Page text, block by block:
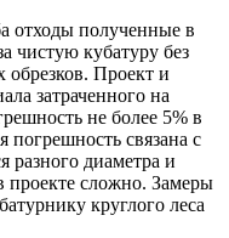
отходы полученные в
чистую кубатуру без
Проект и
затраченного на
не более 5% в
связана с
разного диаметра и
проекте сложно. Замеры
круглого леса